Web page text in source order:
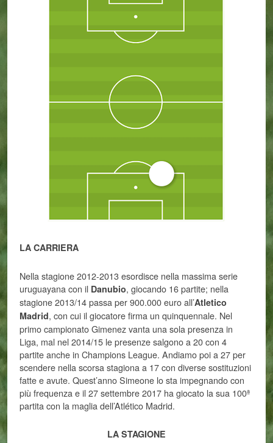
LA CARRIERA
Nella stagione 2012-2013 esordisce nella massima serie
uruguayana con il Danubio, giocando 16 partite; nella
stagione 2013/14 passa per 900.000 euro all’Atletico
Madrid, con cui il giocatore firma un quinquennale. Nel
primo campionato Gimenez vanta una sola presenza in
Liga, mal nel 2014/15 le presenze salgono a 20 con 4
partite anche in Champions League. Andiamo poi a 27 per
scendere nella scorsa stagiona a 17 con diverse sostituzioni
fatte e avute. Quest’anno Simeone lo sta impegnando con
più frequenza e il 27 settembre 2017 ha giocato la sua 100ª
partita con la maglia dell’Atlético Madrid.
LA STAGIONE